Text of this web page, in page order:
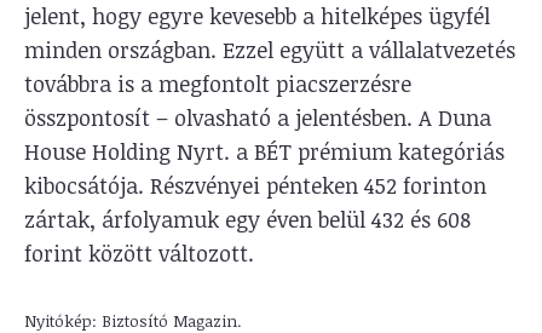
jelent, hogy egyre kevesebb a hitelképes ügyfél
minden országban. Ezzel együtt a vállalatvezetés
továbbra is a megfontolt piacszerzésre
összpontosít – olvasható a jelentésben. A Duna
House Holding Nyrt. a BÉT prémium kategóriás
kibocsátója. Részvényei pénteken 452 forinton
zártak, árfolyamuk egy éven belül 432 és 608
forint között változott.
Nyitókép: Biztosító Magazin.